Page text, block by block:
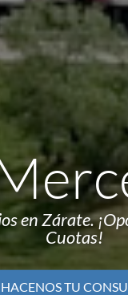
en Zárate.
Cuotas!
HACENOS TU